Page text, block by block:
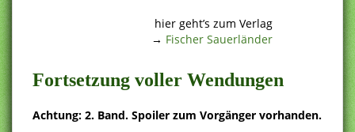
hier geht’s zum Verlag
→ Fischer Sauerländer
Fortsetzung voller Wendungen
Achtung: 2. Band. Spoiler zum Vorgänger vorhanden.